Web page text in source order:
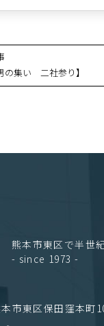
の集い 二社参り】
熊本市東区で半世
- since 1973 -
市東区保田窪本町